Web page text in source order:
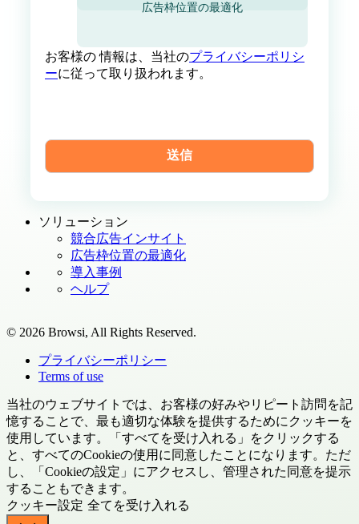
広告枠位置の最適化
お客様の 情報は、当社のプライバシーポリシ
ーに従って取り扱われます。
ソリューション
競合広告インサイト
広告枠位置の最適化
導入事例
ヘルプ
© 2026 Browsi, All Rights Reserved.
プライバシーポリシー
Terms of use
当社のウェブサイトでは、お客様の好みやリピート訪問を記
憶することで、最も適切な体験を提供するためにクッキーを
使用しています。「すべてを受け入れる」をクリックする
と、すべてのCookieの使用に同意したことになります。ただ
し、「Cookieの設定」にアクセスし、管理された同意を提示
することもできます。
クッキー設定 全てを受け入れる